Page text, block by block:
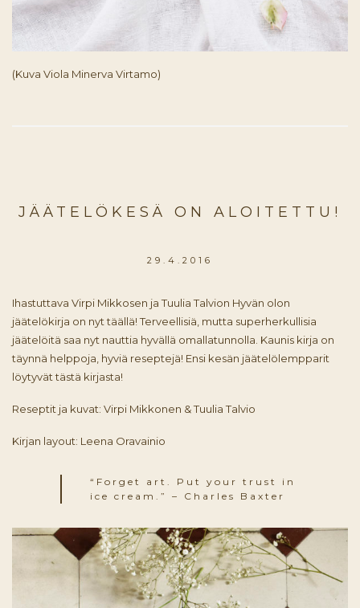
(Kuva Viola Minerva Virtamo)
JÄÄTELÖKESÄ ON ALOITETTU!
29.4.2016
Ihastuttava Virpi Mikkosen ja Tuulia Talvion Hyvän olon
jäätelökirja on nyt täällä! Terveellisiä, mutta superherkullisia
jäätelöitä saa nyt nauttia hyvällä omallatunnolla. Kaunis kirja on
täynnä helppoja, hyviä reseptejä! Ensi kesän jäätelölempparit
löytyvät tästä kirjasta!
Reseptit ja kuvat: Virpi Mikkonen & Tuulia Talvio
Kirjan layout: Leena Oravainio
“Forget art. Put your trust in
ice cream.” – Charles Baxter